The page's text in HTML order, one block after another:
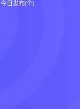
今日发布(个)